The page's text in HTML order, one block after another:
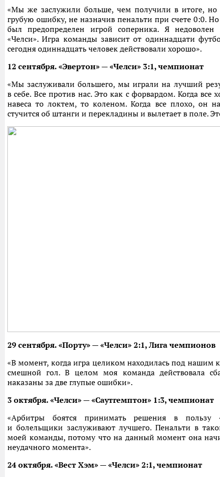
«Мы же заслужили больше, чем получили в итоге, но
грубую ошибку, не назначив пенальти при счете 0:0.
был предопределен игрой соперника. Я
«Челси». Игра команды зависит от одиннадцати
сегодня одиннадцать человек действовали хорошо».
12 сентября. «Эвертон» — «Челси» 3:1, чемпионат
«Мы заслуживали большего, мы играли на лучший
в себе. Все против нас. Это как с форвардом. Когда все
навеса то локтем, то коленом. Когда все плохо, он
стучится об штанги и перекладины и вылетает в поле.
29 сентября. «Порту» — «Челси» 2:1, Лига чемпионов
«В момент, когда игра целиком находилась под нашим
смешной гол. В целом моя команда действовала
наказаны за две глупые ошибки».
3 октября. «Челси» — «Саутгемптон» 1:3, чемпионат
«Арбитры боятся принимать решения в пользу
и болельщики заслуживают лучшего. Пенальти в
моей команды, потому что на данный момент она
неудачного момента».
24 октября. «Вест Хэм» — «Челси» 2:1, чемпионат